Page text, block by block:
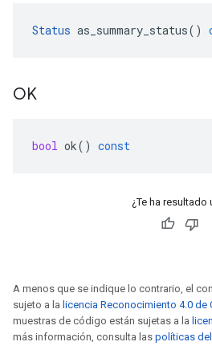
Status as_summary_status()
OK
bool ok() const
¿Te ha resultado
A menos que se indique lo contrario, el
sujeto a la licencia Reconocimiento 4.0 de
muestras de código están sujetas a la
más información, consulta las políticas